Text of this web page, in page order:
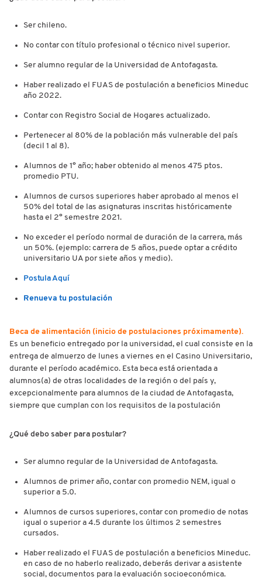
Ser chileno.
No contar con título profesional o técnico nivel superior.
Ser alumno regular de la Universidad de Antofagasta.
Haber realizado el FUAS de postulación a beneficios Mineduc
año 2022.
Contar con Registro Social de Hogares actualizado.
Pertenecer al 80% de la población más vulnerable del país
(decil 1 al 8).
Alumnos de 1° año; haber obtenido al menos 475 ptos.
promedio PTU.
Alumnos de cursos superiores haber aprobado al menos el
50% del total de las asignaturas inscritas históricamente
hasta el 2° semestre 2021.
No exceder el período normal de duración de la carrera, más
un 50%. (ejemplo: carrera de 5 años, puede optar a crédito
universitario UA por siete años y medio).
Postula Aquí
Renueva tu postulación
Beca de alimentación (inicio de postulaciones próximamente).
Es un beneficio entregado por la universidad, el cual consiste en la
entrega de almuerzo de lunes a viernes en el Casino Universitario,
durante el período académico. Esta beca está orientada a
alumnos(a) de otras localidades de la región o del país y,
excepcionalmente para alumnos de la ciudad de Antofagasta,
siempre que cumplan con los requisitos de la postulación
¿Qué debo saber para postular?
Ser alumno regular de la Universidad de Antofagasta.
Alumnos de primer año, contar con promedio NEM, igual o
superior a 5.0.
Alumnos de cursos superiores, contar con promedio de notas
igual o superior a 4.5 durante los últimos 2 semestres
cursados.
Haber realizado el FUAS de postulación a beneficios Mineduc.
en caso de no haberlo realizado, deberás derivar a asistente
social, documentos para la evaluación socioeconómica.